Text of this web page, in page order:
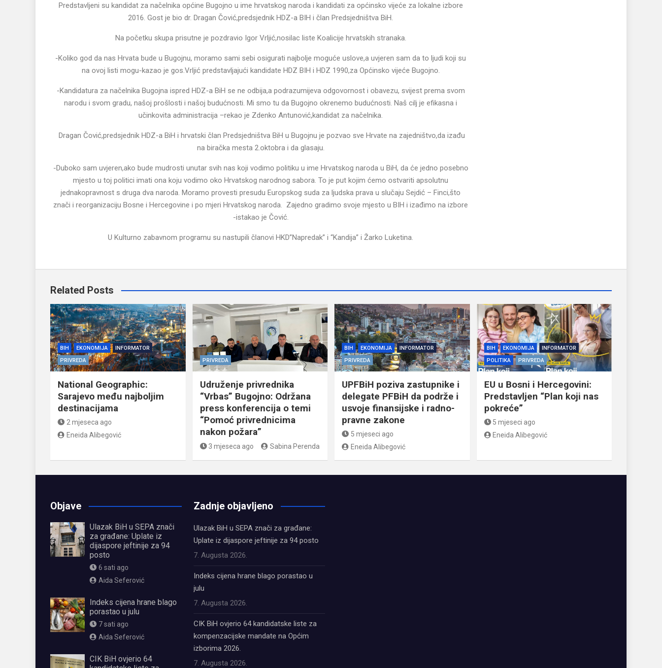
Predstavljeni su kandidat za načelnika općine Bugojno u ime hrvatskog naroda i kandidati za općinsko vijeće za lokalne izbore
2016. Gost je bio dr. Dragan Čović,predsjednik HDZ-a BIH i član Predsjedništva BiH.
Na početku skupa prisutne je pozdravio Igor Vrljić,nosilac liste Koalicije hrvatskih stranaka.
-Koliko god da nas Hrvata bude u Bugojnu, moramo sami sebi osigurati najbolje moguće uslove,a uvjeren sam da to ljudi koji su
na ovoj listi mogu-kazao je gos.Vrljić predstavljajući kandidate HDZ BIH i HDZ 1990,za Općinsko vijeće Bugojno.
-Kandidatura za načelnika Bugojna ispred HDZ-a BiH se ne odbija,a podrazumijeva odgovornost i obavezu, svijest prema svom
narodu i svom gradu, našoj prošlosti i našoj budućnosti. Mi smo tu da Bugojno okrenemo budućnosti. Naš cilj je efikasna i
učinkovita administracija –rekao je Zdenko Antunović,kandidat za načelnika.
Dragan Čović,predsjednik HDZ-a BiH i hrvatski član Predsjedništva BiH u Bugojnu je pozvao sve Hrvate na zajedništvo,da izađu
na biračka mesta 2.oktobra i da glasaju.
-Duboko sam uvjeren,ako bude mudrosti unutar svih nas koji vodimo politiku u ime Hrvatskog naroda u BiH, da će jedno posebno
mjesto u toj politici imati ona koju vodimo oko Hrvatskog narodnog sabora. To je put kojim ćemo ostvariti apsolutnu
jednakopravnost s druga dva naroda. Moramo provesti presudu Europskog suda za ljudska prava u slučaju Sejdić – Finci,što
znači i reorganizaciju Bosne i Hercegovine i po mjeri Hrvatskog naroda. Zajedno gradimo svoje mjesto u BIH i izađimo na izbore
-istakao je Čović.
U Kulturno zabavnom programu su nastupili članovi HKD”Napredak” i “Kandija” i Žarko Luketina.
Related Posts
BIH EKONOMIJA
INFORMATOR
PRIVREDA
National Geographic:
Sarajevo među najboljim
destinacijama
2 mjeseca ago
Eneida Alibegović
PRIVREDA
Udruženje privrednika
“Vrbas” Bugojno: Održana
press konferencija o temi
“Pomoć privrednicima
nakon požara”
3 mjeseca ago Sabina Perenda
BIH EKONOMIJA
INFORMATOR
PRIVREDA
UPFBiH poziva zastupnike i
delegate PFBiH da podrže i
usvoje finansijske i radno-
pravne zakone
5 mjeseci ago
Eneida Alibegović
BIH EKONOMIJA
INFORMATOR
POLITIKA
PRIVREDA
EU u Bosni i Hercegovini:
Predstavljen “Plan koji nas
pokreće”
5 mjeseci ago
Eneida Alibegović
Objave
Ulazak BiH u SEPA znači
za građane: Uplate iz
dijaspore jeftinije za 94
posto
6 sati ago
Aida Seferović
Indeks cijena hrane blago
porastao u julu
7 sati ago
Aida Seferović
CIK BiH ovjerio 64
Zadnje objavljeno
Ulazak BiH u SEPA znači za građane:
Uplate iz dijaspore jeftinije za 94 posto
7. Augusta 2026.
Indeks cijena hrane blago porastao u
julu
7. Augusta 2026.
CIK BiH ovjerio 64 kandidatske liste za
kompenzacijske mandate na Općim
izborima 2026.
7. Augusta 2026.